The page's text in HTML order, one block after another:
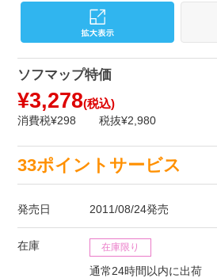
ソフマップ特価
¥3,278(税込)
消費税¥298 税抜¥2,980
33ポイントサービス
発売日 2011/08/24発売
在庫 在庫限り
通常24時間以内に出荷